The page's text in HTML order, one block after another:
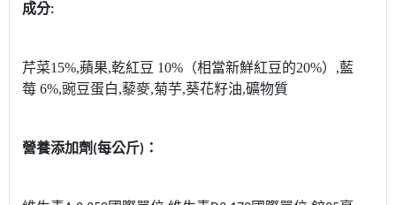
成分:
芹菜15%,蘋果,乾紅豆 10% （相當新鮮紅豆的20%） ,藍
莓 6%,豌豆蛋白,藜麥,菊芋,葵花籽油,礦物質
營養添加劑 (每公斤) ：